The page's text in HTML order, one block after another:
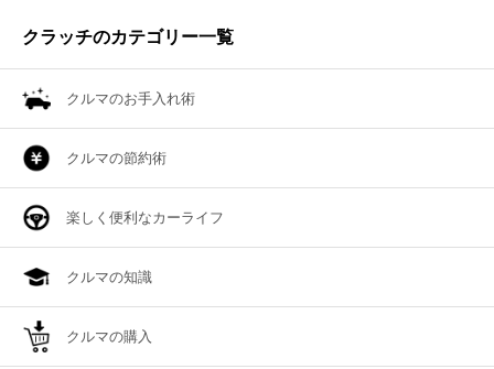
クラッチのカテゴリー一覧
クルマのお手入れ術
クルマの節約術
楽しく便利なカーライフ
クルマの知識
クルマの購入